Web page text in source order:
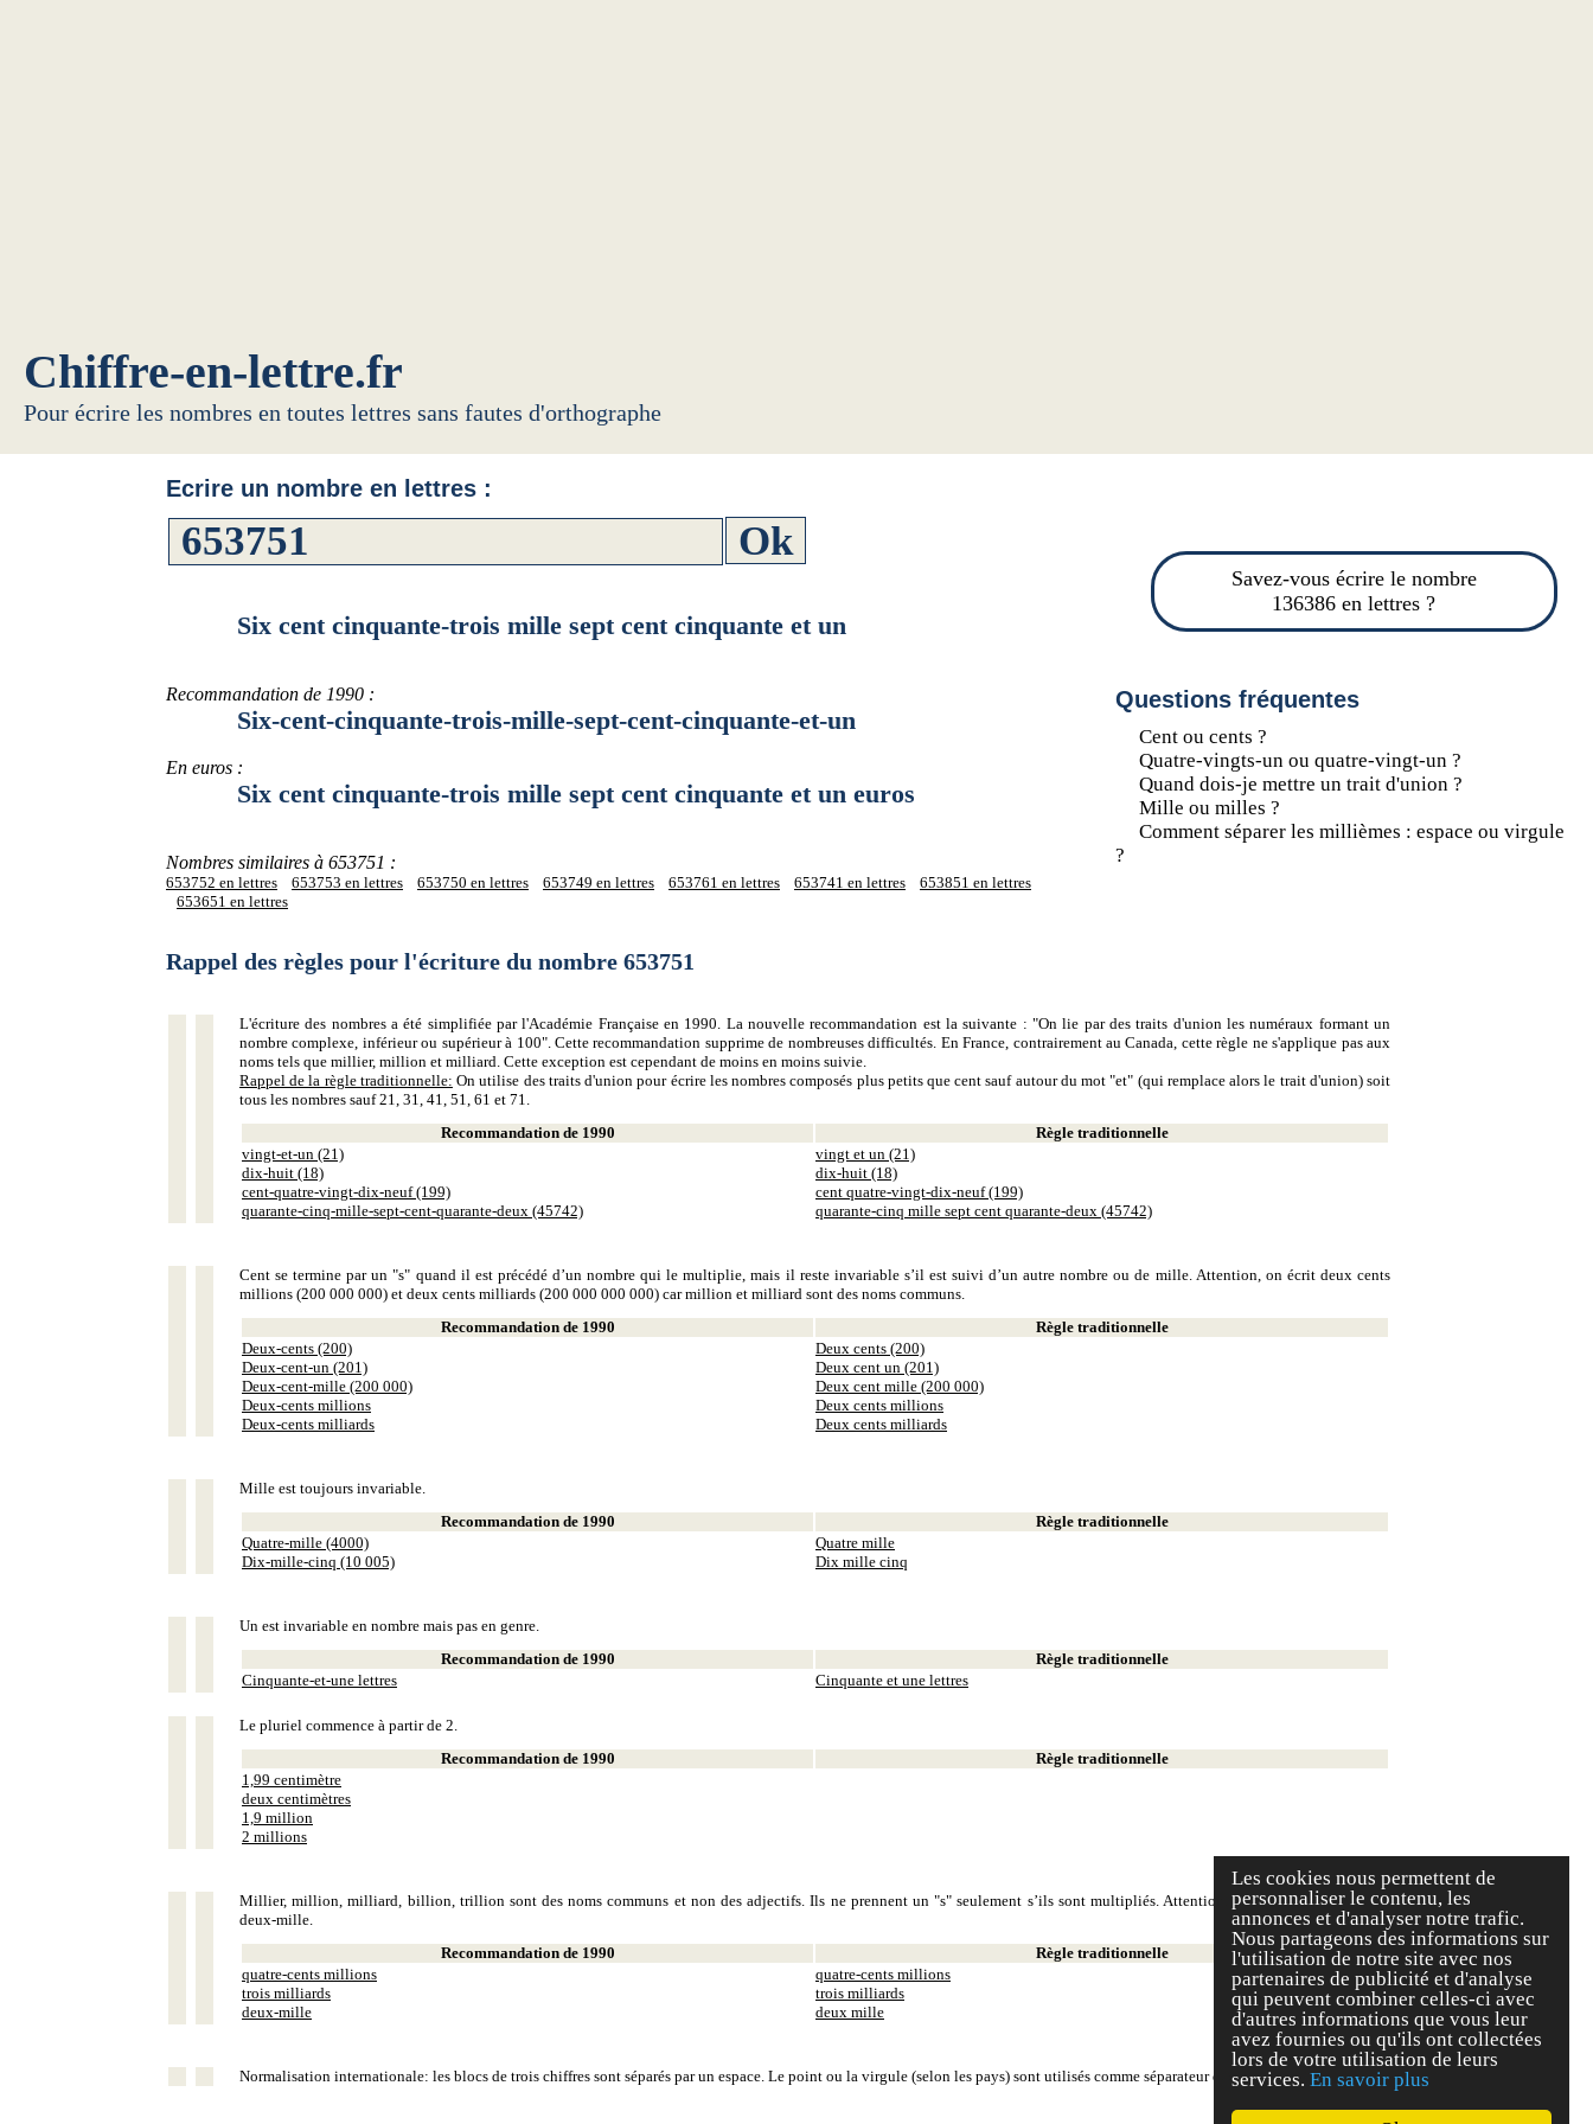
Les cookies nous permettent de
personnaliser le contenu, les
annonces et d'analyser notre trafic.
Nous partageons des informations sur
l'utilisation de notre site avec nos
partenaires de publicité et d'analyse
qui peuvent combiner celles-ci avec
d'autres informations que vous leur
avez fournies ou qu'ils ont collectées
lors de votre utilisation de leurs
services. En savoir plus
Chiffre-en-lettre.fr
Pour écrire les nombres en toutes lettres sans fautes d'orthographe
Savez-vous écrire le nombre
136386 en lettres ?
Questions fréquentes
Cent ou cents ?
Quatre-vingts-un ou quatre-vingt-un ?
Quand dois-je mettre un trait d'union ?
Mille ou milles ?
Comment séparer les millièmes : espace ou virgule
?
Ecrire un nombre en lettres :
Six cent cinquante-trois mille sept cent cinquante et un
Recommandation de 1990 :
Six-cent-cinquante-trois-mille-sept-cent-cinquante-et-un
En euros :
Six cent cinquante-trois mille sept cent cinquante et un euros
Nombres similaires à 653751 :
653752 en lettres 653753 en lettres 653750 en lettres 653749 en lettres 653761 en lettres 653741 en lettres
653851 en lettres
653651 en lettres
Rappel des règles pour l'écriture du nombre 653751
L'écriture des nombres a été simplifiée par l'Académie Française en 1990. La nouvelle recommandation est la suivante : "On lie par des traits d'union les numéraux formant un
nombre complexe, inférieur ou supérieur à 100". Cette recommandation supprime de nombreuses difficultés. En France, contrairement au Canada, cette règle ne s'applique pas aux
noms tels que millier, million et milliard. Cette exception est cependant de moins en moins suivie.
Rappel de la règle traditionnelle: On utilise des traits d'union pour écrire les nombres composés plus petits que cent sauf autour du mot "et" (qui remplace alors le trait d'union) soit
tous les nombres sauf 21, 31, 41, 51, 61 et 71.
Recommandation de 1990
Règle traditionnelle
vingt-et-un (21)
dix-huit (18)
cent-quatre-vingt-dix-neuf (199)
quarante-cinq-mille-sept-cent-quarante-deux (45742)
vingt et un (21)
dix-huit (18)
cent quatre-vingt-dix-neuf (199)
quarante-cinq mille sept cent quarante-deux (45742)
Cent se termine par un "s" quand il est précédé d’un nombre qui le multiplie, mais il reste invariable s’il est suivi d’un autre nombre ou de mille. Attention, on écrit deux cents
millions (200 000 000) et deux cents milliards (200 000 000 000) car million et milliard sont des noms communs.
Recommandation de 1990
Règle traditionnelle
Deux-cents (200)
Deux-cent-un (201)
Deux-cent-mille (200 000)
Deux-cents millions
Deux-cents milliards
Deux cents (200)
Deux cent un (201)
Deux cent mille (200 000)
Deux cents millions
Deux cents milliards
Mille est toujours invariable.
Recommandation de 1990
Règle traditionnelle
Quatre-mille (4000)
Dix-mille-cinq (10 005)
Quatre mille
Dix mille cinq
Un est invariable en nombre mais pas en genre.
Recommandation de 1990
Règle traditionnelle
Cinquante-et-une lettres
Cinquante et une lettres
Le pluriel commence à partir de 2.
Recommandation de 1990
Règle traditionnelle
1,99 centimètre
deux centimètres
1,9 million
2 millions
Millier, million, milliard, billion, trillion sont des noms communs et non des adjectifs. Ils ne prennent un "s" seulement s’ils sont multipliés. Attention, on écrit deux milliers et
deux-mille.
Recommandation de 1990
Règle traditionnelle
quatre-cents millions
trois milliards
deux-mille
quatre-cents millions
trois milliards
deux mille
Normalisation internationale: les blocs de trois chiffres sont séparés par un espace. Le point ou la virgule (selon les pays) sont utilisés comme séparateur décimal.